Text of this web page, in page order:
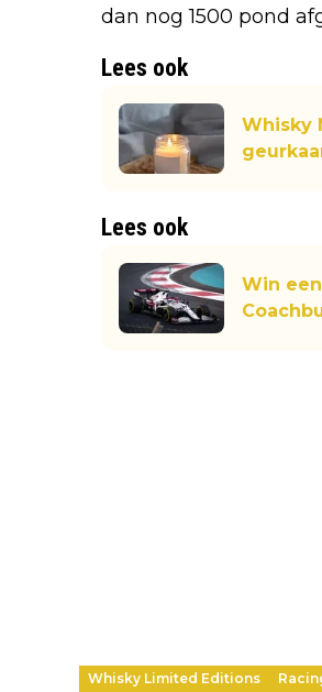
dan nog 1500 pond
Lees ook
Whisky
Lees ook
Win
Whisky Limited Editions